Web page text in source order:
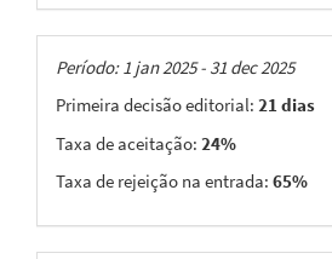
Taxas
Período: 1 jan 2025 - 31 dec 2025
Primeira decisão editorial: 21 dias
Taxa de aceitação: 24%
Taxa de rejeição na entrada: 65%